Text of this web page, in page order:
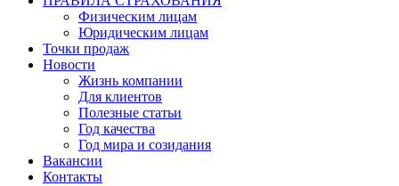
Физическим лицам
Юридическим лицам
Точки продаж
Новости
Жизнь компании
Для клиентов
Полезные статьи
Год качества
Год мира и созидания
Вакансии
Контакты